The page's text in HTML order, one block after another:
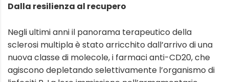
Dalla resilienza al recupero
Negli ultimi anni il panorama terapeutico della
sclerosi multipla è stato arricchito dall’arrivo di una
nuova classe di molecole, i farmaci anti-CD20, che
agiscono depletando selettivamente l’organismo di